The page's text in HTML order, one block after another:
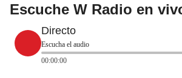
Escuche W Radio en
Directo
Escucha el audio
00:00:00